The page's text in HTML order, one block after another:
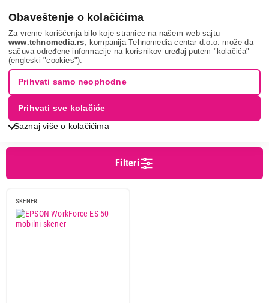
Obaveštenje o kolačićima
Za vreme korišćenja bilo koje stranice na našem web-sajtu
www.tehnomedia.rs , kompanija Tehnomedia centar d.o.o. može da
sačuva određene informacije na korisnikov uređaj putem "kolačića"
(engleski "cookies").
Saznaj više o kolačićima
Prihvati samo neophodne
Prihvati sve kolačiće
It & gaming Skeneri Prenosivi skeneri
Cena od Cena do
PRENOSIVI SKENERI
Sortiranje Prikaz
Filteri
SKENER